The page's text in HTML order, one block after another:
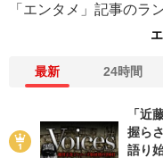
「エンタメ」記事のラ
最新 24時間
「近
握ら
語り